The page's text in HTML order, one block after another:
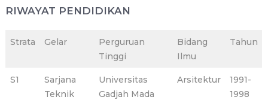
RIWAYAT PENDIDIKAN
Strata Gelar
Perguruan
Tinggi
Bidang
Ilmu
Tahun
S1
Sarjana
Teknik
Universitas
Gadjah Mada
Arsitektur
1991-
1998